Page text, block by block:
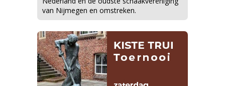
van Nijmegen en omstreken.